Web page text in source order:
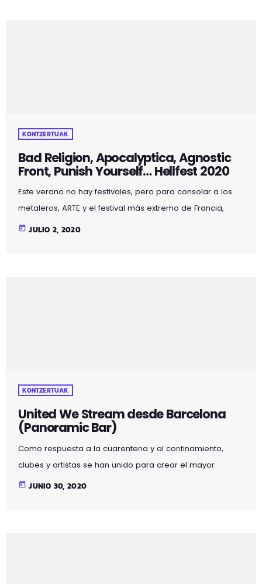
KONTZERTUAK
Bad Religion, Apocalyptica, Agnostic
Front, Punish Yourself… Hellfest 2020
Este verano no hay festivales, pero para consolar a los
metaleros, ARTE y el festival más extremo de Francia,
organizan el "Hellfest From Home". Hoy en el cartel: Bad
today JULIO 2, 2020
KONTZERTUAK
United We Stream desde Barcelona
(Panoramic Bar)
Como respuesta a la cuarentena y al confinamiento,
clubes y artistas se han unido para crear el mayor
evento virtual de música electrónica del mundo:
today JUNIO 30, 2020